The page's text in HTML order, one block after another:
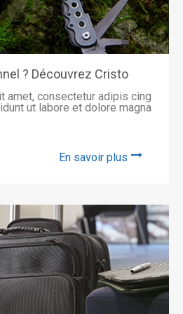
? Découvrez Cristo
amet, consectetur adipis cing
ut labore et dolore magna
En savoir plus